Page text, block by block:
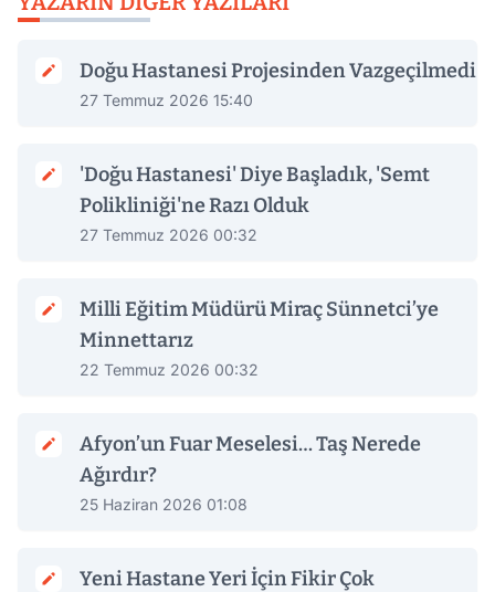
Doğu Hastanesi Projesinden Vazgeçilmedi
27 Temmuz 2026 15:40
'Doğu Hastanesi' Diye Başladık, 'Semt
Polikliniği'ne Razı Olduk
27 Temmuz 2026 00:32
Milli Eğitim Müdürü Miraç Sünnetci’ye
Minnettarız
22 Temmuz 2026 00:32
Afyon’un Fuar Meselesi… Taş Nerede
Ağırdır?
25 Haziran 2026 01:08
Yeni Hastane Yeri İçin Fikir Çok